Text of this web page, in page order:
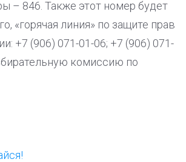
– 846. Также этот номер будет
«горячая линия» по защите прав
+7 (906) 071-01-06; +7 (906) 071-
комиссию по